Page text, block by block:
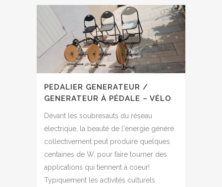
PEDALIER GENERATEUR /
GENERATEUR À PÉDALE – VÉLO
Devant les soubresauts du réseau
électrique, la beauté de l'énergie généré
collectivement peut produire quelques
centaines de W, pour faire tourner des
applications qui tiennent à coeur!
Typiquement les activités culturels